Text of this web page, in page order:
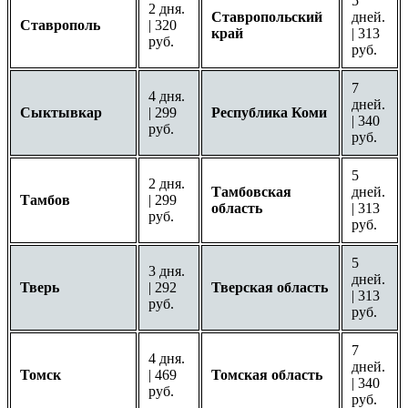
Ставрополь
2 дня.
| 320
руб.
Ставропольский
край
дней.
| 313
руб.
Сыктывкар
4 дня.
| 299
руб.
Республика Коми
7
дней.
| 340
руб.
Тамбов
2 дня.
| 299
руб.
Тамбовская
область
5
дней.
| 313
руб.
Тверь
3 дня.
| 292
руб.
Тверская область
5
дней.
| 313
руб.
Томск
4 дня.
| 469
руб.
Томская область
7
дней.
| 340
руб.